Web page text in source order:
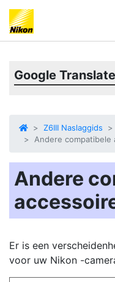
Google Translate
Z6III Naslaggids
Andere compatibele
Andere
Er is een
voor uw Nikon -